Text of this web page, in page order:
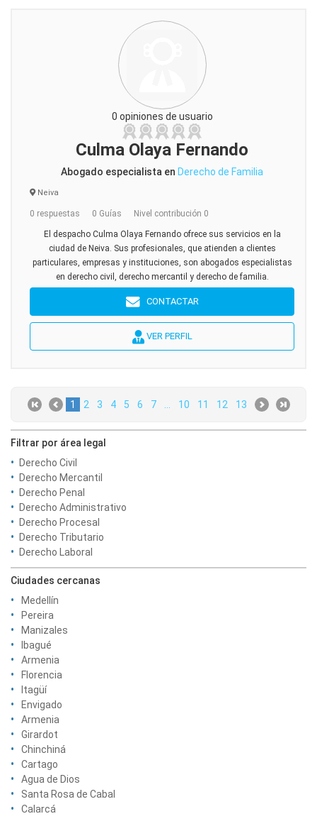
0 opiniones de usuario
Culma Olaya Fernando
Abogado especialista en Derecho de Familia
Neiva
0 respuestas 0 Guías Nivel contribución 0
El despacho Culma Olaya Fernando ofrece sus servicios en la
ciudad de Neiva. Sus profesionales, que atienden a clientes
particulares, empresas y instituciones, son abogados especialistas
en derecho civil, derecho mercantil y derecho de familia.
CONTACTAR
VER PERFIL
1 2 3 4 5 6 7 10 11 12 13
Filtrar por área legal
Derecho Civil
Derecho Mercantil
Derecho Penal
Derecho Administrativo
Derecho Procesal
Derecho Tributario
Derecho Laboral
Ciudades cercanas
Medellín
Pereira
Manizales
Ibagué
Armenia
Florencia
Itagüí
Envigado
Armenia
Girardot
Chinchiná
Cartago
Agua de Dios
Santa Rosa de Cabal
Calarcá